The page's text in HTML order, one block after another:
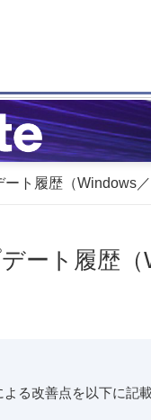
ト履歴（Windows／
ート履歴（
る改善点を以下に記載